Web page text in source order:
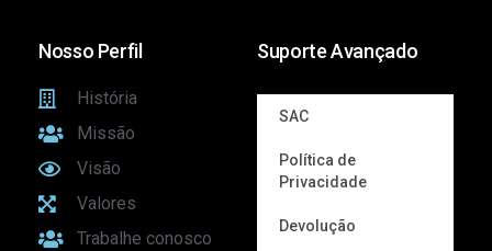
Nosso Perfil
História
Missão
Visão
Valores
Trabalhe conosco
Suporte Avançado
SAC
Política de
Privacidade
Devolução